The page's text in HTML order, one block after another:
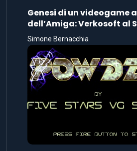
Genesi di un videogame
dell’Amiga: Verkosoft al
Simone Bernacchia